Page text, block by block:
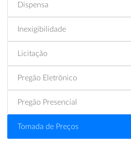
Dispensa
Inexigibilidade
Licitação
Pregão Eletrônico
Pregão Presencial
Tomada de Preços